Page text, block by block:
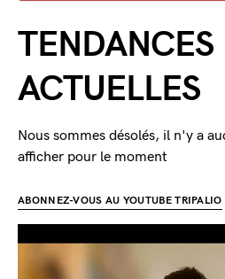
TENDANCES
ACTUELLES
Nous sommes désolés, il n'y a
afficher pour le moment
ABONNEZ-VOUS AU YOUTUBE TRIPALIO